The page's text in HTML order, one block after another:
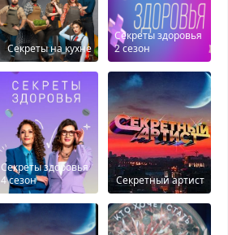
Секреты на кухне
Секреты здоровья
2 сезон
Секреты здоровья
4 сезон
Секретный артист